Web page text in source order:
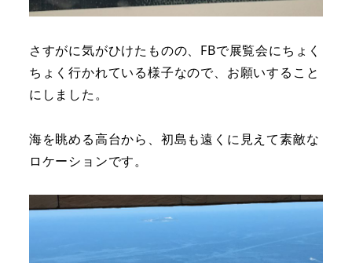
さすがに気がひけたものの、FBで展覧会にちょく
ちょく行かれている様子なので、お願いすること
にしました。
海を眺める高台から、初島も遠くに見えて素敵な
ロケーションです。